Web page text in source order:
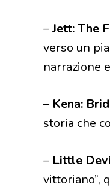
–Jett: The
verso un
narrazione
– Kena:
storia che
– Little
vittoriano”,